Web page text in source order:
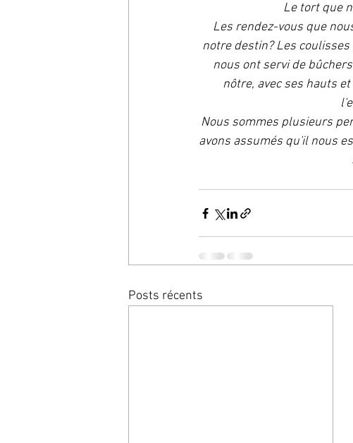
Le tort que
Les rendez-vous que
notre destin? Les
nous ont servi de
nôtre, avec ses hauts
Nous sommes plusieurs
avons assumés qu'il nous
Posts récents